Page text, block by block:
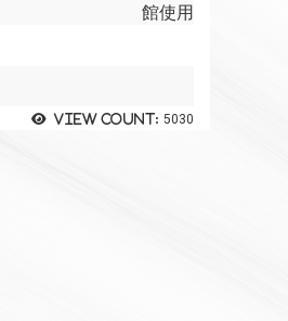
館使用
View count: 5030